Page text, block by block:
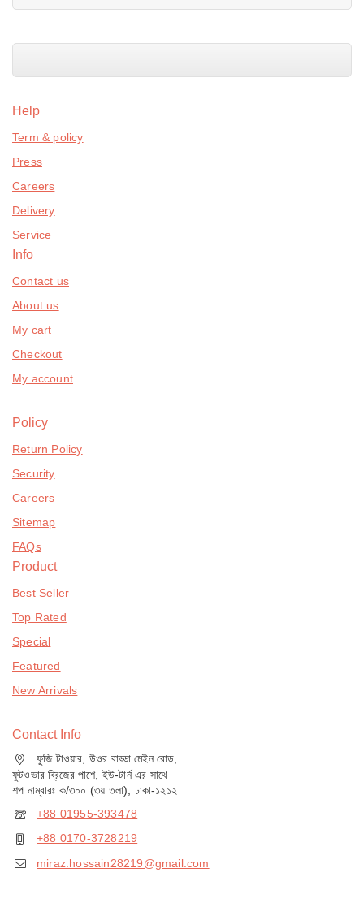
5
Help
Term & policy
Press
Careers
Delivery
Service
Info
Contact us
About us
My cart
Checkout
My account
Policy
Return Policy
Security
Careers
Sitemap
FAQs
Product
Best Seller
Top Rated
Special
Featured
New Arrivals
Contact Info
ফুজি টাওয়ার, উওর বাড্ডা মেইন রোড,
ফুটওভার ব্রিজের পাশে, ইউ-টার্ন এর সাথে
শপ নাম্বারঃ ক/৩০০ (৩য় তলা), ঢাকা-১২১২
+88 01955-393478
+88 0170-3728219
miraz.hossain28219@gmail.com